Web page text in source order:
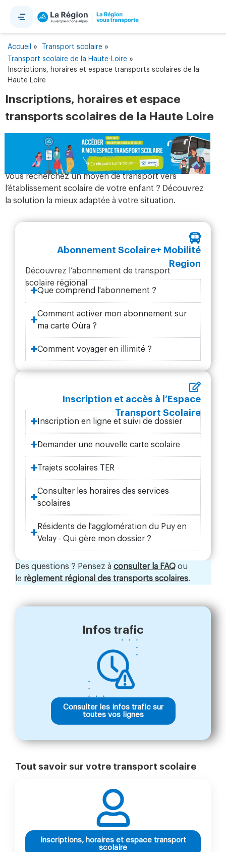
Accueil » Transport scolaire »
Transport scolaire de la Haute-Loire »
Inscriptions, horaires et espace transports scolaires de la
Haute Loire
Inscriptions, horaires et espace
transports scolaires de la Haute Loire
Vous recherchez un moyen de transport vers
l’établissement scolaire de votre enfant ? Découvrez
la solution la mieux adaptée à votre situation.
Abonnement Scolaire+ Mobilité
Region
Découvrez l’abonnement de transport
scolaire régional
Que comprend l'abonnement ?
Comment activer mon abonnement sur
ma carte Oùra ?
Comment voyager en illimité ?
Inscription et accès à l’Espace
Transport Scolaire
Inscription en ligne et suivi de dossier
Demander une nouvelle carte scolaire
Trajets scolaires TER
Consulter les horaires des services
scolaires
Résidents de l'agglomération du Puy en
Velay - Qui gère mon dossier ?
Des questions ? Pensez à consulter la FAQ ou
le règlement régional des transports scolaires.
Infos trafic
Consulter les infos trafic sur
toutes vos lignes
Tout savoir sur votre transport scolaire
Inscriptions, horaires et espace transport
scolaire